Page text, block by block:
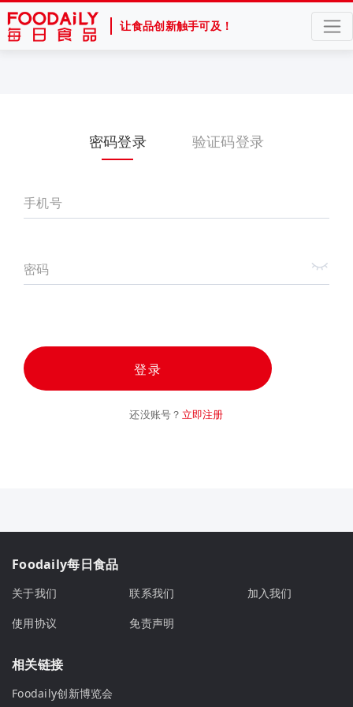
让食品创新触手可及！
密码登录 验证码登录
手机号
密码
登录
还没账号？ 立即注册
Foodaily每日食品
关于我们 联系我们
加入我们
使用协议
免责声明
相关链接
Foodaily创新博览会